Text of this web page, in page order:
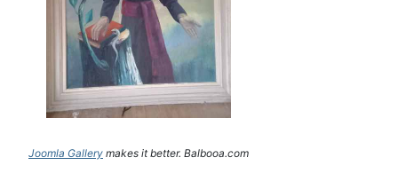
Joomla Gallery makes it better. Balbooa.com